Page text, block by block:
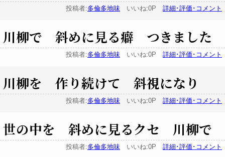
投稿者:多倫多地味 いいね:0P 詳細･評価･コメント
川柳で 斜めに見る癖 つきました
投稿者:多倫多地味 いいね:0P 詳細･評価･コメント
川柳を 作り続けて 斜視になり
投稿者:多倫多地味 いいね:0P 詳細･評価･コメント
世の中を 斜めに見るクセ 川柳で
投稿者:多倫多地味 いいね:0P 詳細･評価･コメント